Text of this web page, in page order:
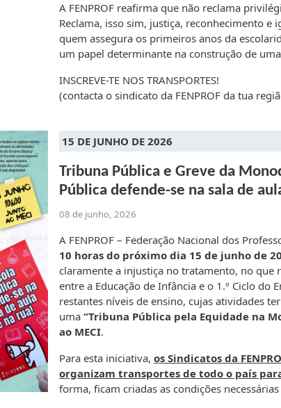
A FENPROF reafirma que não reclama
Reclama, isso sim, justiça, reconhecimento e
quem assegura os primeiros anos da
um papel determinante na construção de
INSCREVE-TE NOS TRANSPORTES!
(contacta o sindicato da FENPROF da tua
15 DE JUNHO DE 2026
Tribuna Pública e Greve da
Pública defende-se na sala de
08 de junho, 2026
A FENPROF – Federação Nacional dos
10 horas do próximo dia 15 de junho de
claramente a injustiça no tratamento, no que
entre a Educação de Infância e o 1.º Ciclo do
restantes níveis de ensino, cujas atividades
uma “Tribuna Pública pela Equidade na
ao MECI.
Para esta iniciativa, os Sindicatos da
organizam transportes de todo o país
forma, ficam criadas as condições